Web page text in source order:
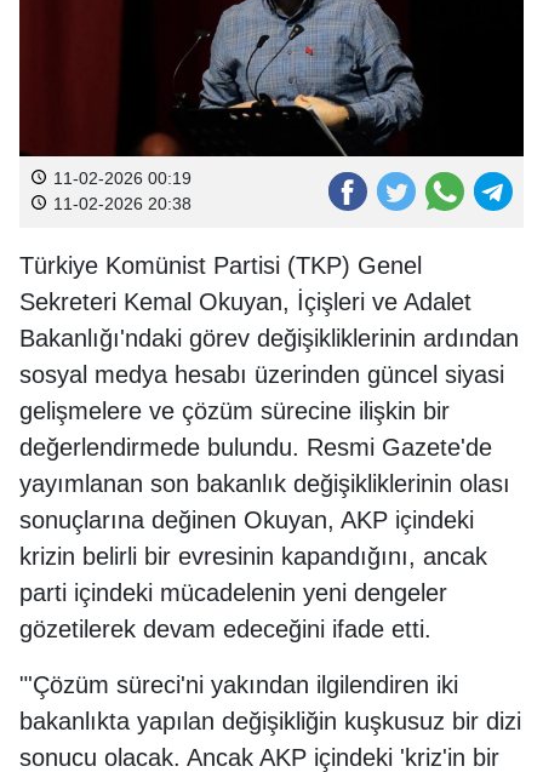
11-02-2026 00:19
11-02-2026 20:38
Türkiye Komünist Partisi (TKP) Genel
Sekreteri Kemal Okuyan, İçişleri ve Adalet
Bakanlığı'ndaki görev değişikliklerinin ardından
sosyal medya hesabı üzerinden güncel siyasi
gelişmelere ve çözüm sürecine ilişkin bir
değerlendirmede bulundu. Resmi Gazete'de
yayımlanan son bakanlık değişikliklerinin olası
sonuçlarına değinen Okuyan, AKP içindeki
krizin belirli bir evresinin kapandığını, ancak
parti içindeki mücadelenin yeni dengeler
gözetilerek devam edeceğini ifade etti.
"'Çözüm süreci'ni yakından ilgilendiren iki
bakanlıkta yapılan değişikliğin kuşkusuz bir dizi
sonucu olacak. Ancak AKP içindeki 'kriz'in bir